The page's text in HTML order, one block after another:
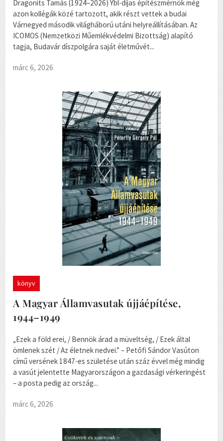
Dragonits Tamás (1924–2026) Ybl-díjas építészmérnök még
azon kollégák közé tartozott, akik részt vettek a budai
Várnegyed második világháború utáni helyreállításában. Az
ICOMOS (Nemzetközi Műemlékvédelmi Bizottság) alapító
tagja, Budavár díszpolgára saját életművét...
márc 6, 2026
könyv
A Magyar Államvasutak újjáépítése,
1944–1949
„Ezek a föld erei, / Bennök árad a müveltség, / Ezek által
ömlenek szét / Az életnek nedvei.” – Petőfi Sándor Vasúton
című versének 1847-es születése után száz évvel még mindig
a vasút jelentette Magyarországon a gazdasági vérkeringést
– a posta pedig az ország...
márc 6, 2026